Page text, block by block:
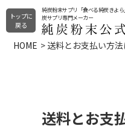
トップに
戻る
純炭粉末サプリ「食べる純炭きよら」
炭サプリ専門メーカー
HOME 送料とお支払い方
送料とお支
平日